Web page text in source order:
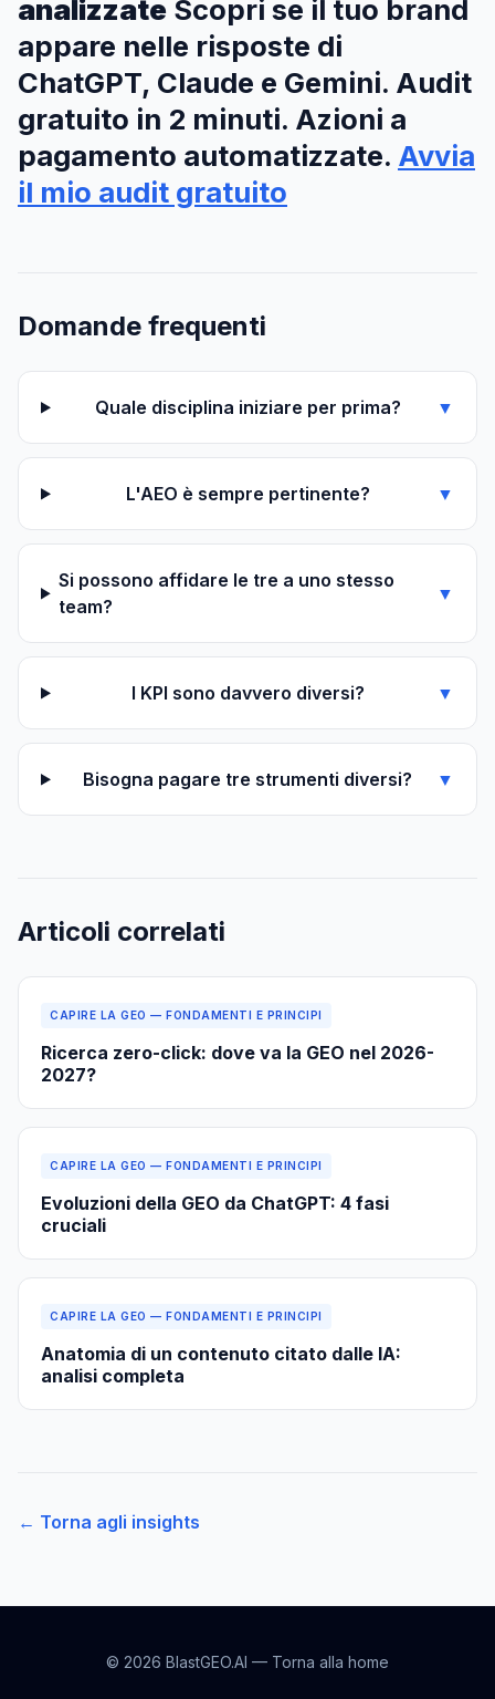
analizzate Scopri se il tuo brand
appare nelle risposte di
ChatGPT, Claude e Gemini. Audit
gratuito in 2 minuti. Azioni a
pagamento automatizzate. Avvia
il mio audit gratuito
Domande frequenti
Quale disciplina iniziare per prima? ▼
L'AEO è sempre pertinente? ▼
Si possono affidare le tre a uno stesso
team?
▼
I KPI sono davvero diversi? ▼
Bisogna pagare tre strumenti diversi? ▼
Articoli correlati
CAPIRE LA GEO — FONDAMENTI E PRINCIPI
Ricerca zero-click: dove va la GEO nel 2026-
2027?
CAPIRE LA GEO — FONDAMENTI E PRINCIPI
Evoluzioni della GEO da ChatGPT: 4 fasi
cruciali
CAPIRE LA GEO — FONDAMENTI E PRINCIPI
Anatomia di un contenuto citato dalle IA:
analisi completa
← Torna agli insights
© 2026 BlastGEO.AI — Torna alla home